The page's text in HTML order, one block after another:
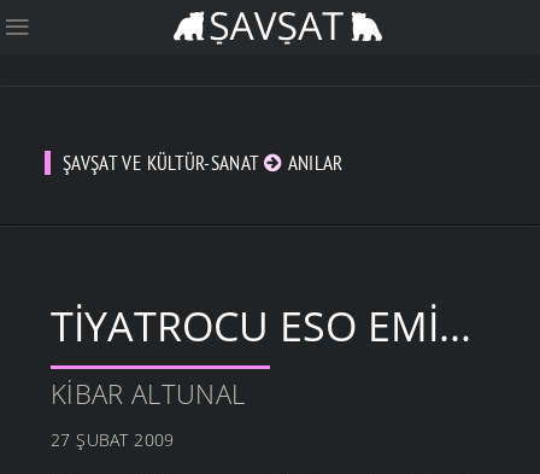
ŞAVŞAT VE KÜLTÜR-SANAT ANILAR
TIYATROCU ESO EMI...
KIBAR ALTUNAL
27 ŞUBAT 2009